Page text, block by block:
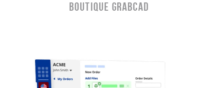
Boutique GRABCAD